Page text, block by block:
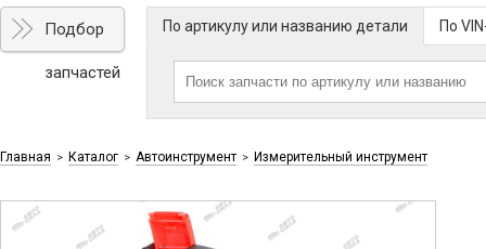
Подбор
запчастей
По артикулу или названию детали По
Главная > Каталог > Автоинструмент > Измерительный инструмент